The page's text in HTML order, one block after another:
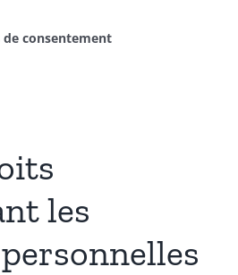
de consentement
les